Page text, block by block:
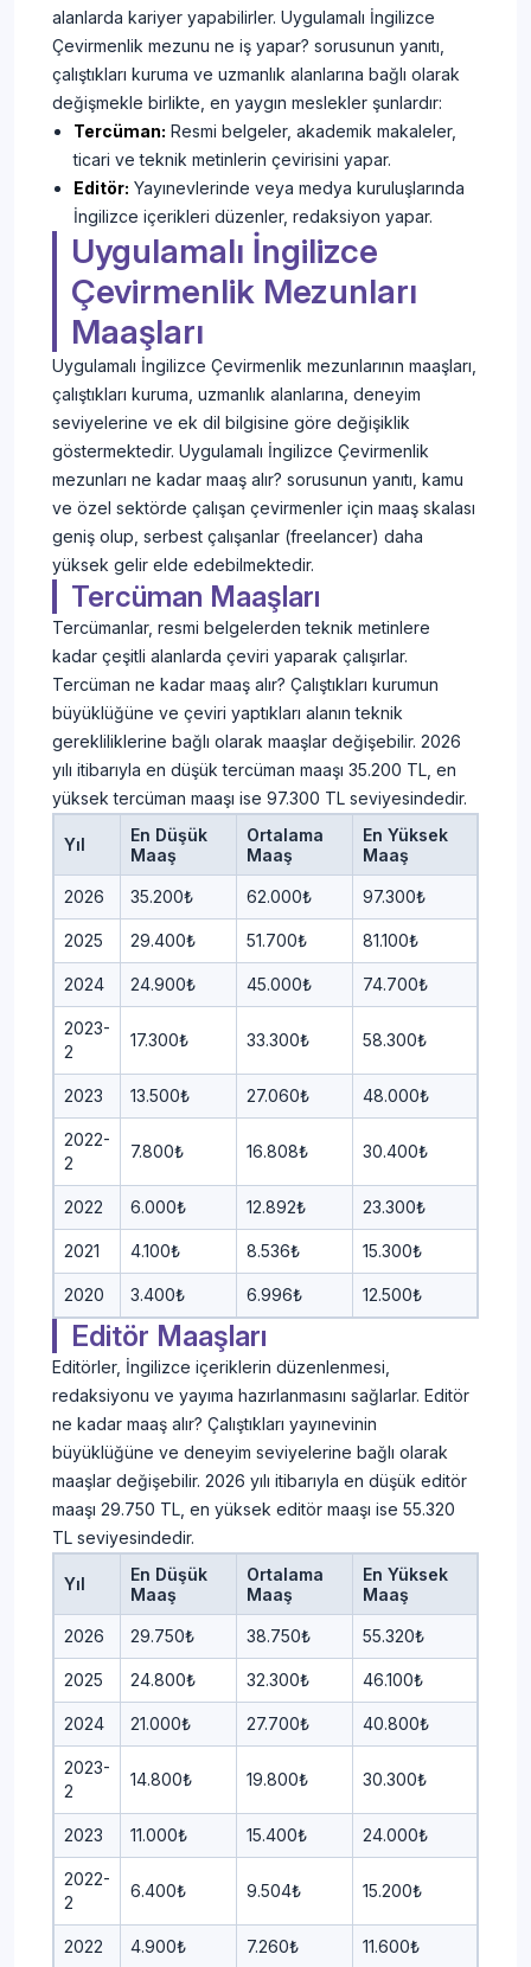
alanlarda kariyer yapabilirler. Uygulamalı İngilizce
Çevirmenlik mezunu ne iş yapar? sorusunun yanıtı,
çalıştıkları kuruma ve uzmanlık alanlarına bağlı olarak
değişmekle birlikte, en yaygın meslekler şunlardır:
Tercüman: Resmi belgeler, akademik makaleler,
ticari ve teknik metinlerin çevirisini yapar.
Editör: Yayınevlerinde veya medya kuruluşlarında
İngilizce içerikleri düzenler, redaksiyon yapar.
Uygulamalı İngilizce
Çevirmenlik Mezunları
Maaşları
Uygulamalı İngilizce Çevirmenlik mezunlarının maaşları,
çalıştıkları kuruma, uzmanlık alanlarına, deneyim
seviyelerine ve ek dil bilgisine göre değişiklik
göstermektedir. Uygulamalı İngilizce Çevirmenlik
mezunları ne kadar maaş alır? sorusunun yanıtı, kamu
ve özel sektörde çalışan çevirmenler için maaş skalası
geniş olup, serbest çalışanlar (freelancer) daha
yüksek gelir elde edebilmektedir.
Tercüman Maaşları
Tercümanlar, resmi belgelerden teknik metinlere
kadar çeşitli alanlarda çeviri yaparak çalışırlar.
Tercüman ne kadar maaş alır? Çalıştıkları kurumun
büyüklüğüne ve çeviri yaptıkları alanın teknik
gerekliliklerine bağlı olarak maaşlar değişebilir. 2026
yılı itibarıyla en düşük tercüman maaşı 35.200 TL, en
yüksek tercüman maaşı ise 97.300 TL seviyesindedir.
Yıl
En Düşük
Maaş
Ortalama
Maaş
En Yüksek
Maaş
2026 35.200₺ 62.000₺ 97.300₺
2025 29.400₺ 51.700₺ 81.100₺
2024 24.900₺ 45.000₺ 74.700₺
2023-
2
17.300₺ 33.300₺ 58.300₺
2023 13.500₺ 27.060₺ 48.000₺
2022-
2
7.800₺ 16.808₺ 30.400₺
2022 6.000₺ 12.892₺ 23.300₺
2021 4.100₺ 8.536₺ 15.300₺
2020 3.400₺ 6.996₺ 12.500₺
Editör Maaşları
Editörler, İngilizce içeriklerin düzenlenmesi,
redaksiyonu ve yayıma hazırlanmasını sağlarlar. Editör
ne kadar maaş alır? Çalıştıkları yayınevinin
büyüklüğüne ve deneyim seviyelerine bağlı olarak
maaşlar değişebilir. 2026 yılı itibarıyla en düşük editör
maaşı 29.750 TL, en yüksek editör maaşı ise 55.320
TL seviyesindedir.
Yıl
En Düşük
Maaş
Ortalama
Maaş
En Yüksek
Maaş
2026 29.750₺ 38.750₺ 55.320₺
2025 24.800₺ 32.300₺ 46.100₺
2024 21.000₺ 27.700₺ 40.800₺
2023-
2
14.800₺ 19.800₺ 30.300₺
2023 11.000₺ 15.400₺ 24.000₺
2022-
2
6.400₺ 9.504₺ 15.200₺
2022 4.900₺ 7.260₺ 11.600₺